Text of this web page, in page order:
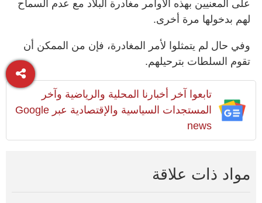
على المعنيين بهذه الأوامر مغادرة البلاد مع عدم السماح
لهم بدخولها مرة أخرى.
وفي حال لم يتمثلوا لأمر المغادرة، فإن من الممكن أن
تقوم السلطات بترحيلهم.
تابعوا آخر أخبارنا المحلية والرياضية وآخر
المستجدات السياسية والإقتصادية عبر Google
news
مواد ذات علاقة